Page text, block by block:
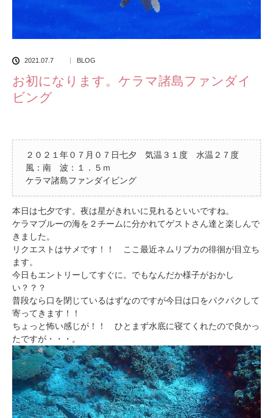
2021.07.7 BLOG
お初になります。ケラマ諸島ファンダイ
ビング
２０２１年０７月０７日七夕 気温３１度 水温２７度
風：南 波：１．５ｍ
ケラマ諸島ファンダイビング
本日は七夕です。夜は星がきれいに見れるといいですね。
ケラマブルーの海を２チームに分かれてゲストさん達と楽しんで
きました。
リクエストはサメです！！ ここ最近ネムリブカの徘徊が目立ち
ます。
今日もエントリーしてすぐに。でもなんだか様子がおかし
い？？？
普段なら口を閉じているはずなのですが今日は口をパクパクして
寄ってきます！！
ちょっと怖い感じが！！ ひとまず水底に寝てくれたので良かっ
たですが・・・。